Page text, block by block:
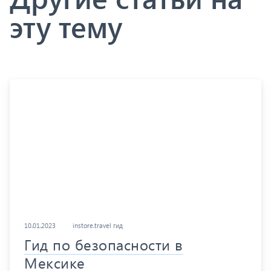
эту тему
10.01.2023 instore.travel гид
Гид по безопасности в
Мексике